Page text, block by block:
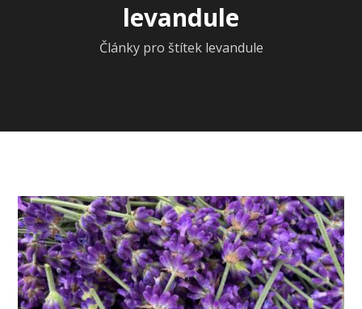
levandule
Články pro štítek levandule